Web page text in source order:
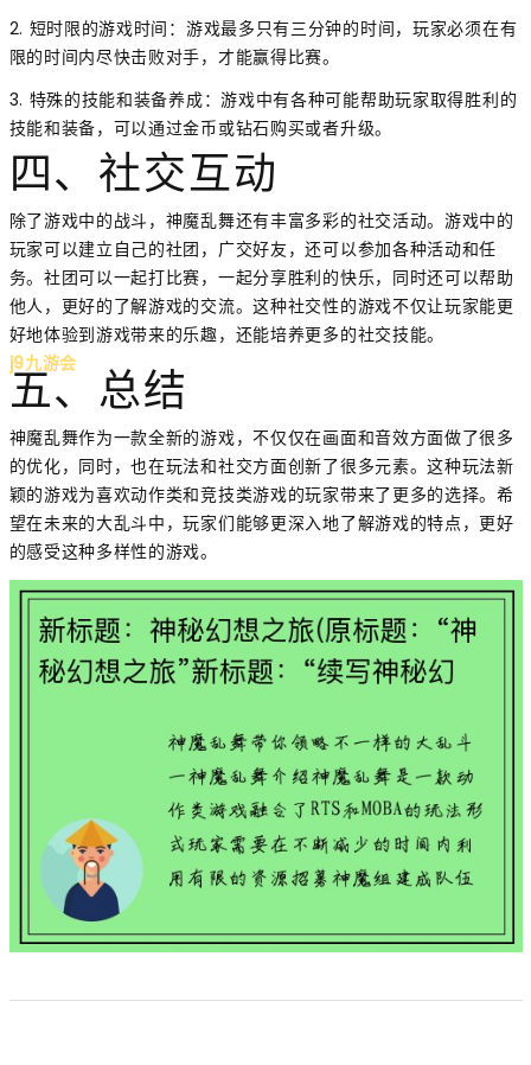
2. 短时限的游戏时间：游戏最多只有三分钟的时间，玩家必须在有
限的时间内尽快击败对手，才能赢得比赛。
3. 特殊的技能和装备养成：游戏中有各种可能帮助玩家取得胜利的
技能和装备，可以通过金币或钻石购买或者升级。
四、社交互动
除了游戏中的战斗，神魔乱舞还有丰富多彩的社交活动。游戏中的
玩家可以建立自己的社团，广交好友，还可以参加各种活动和任
务。社团可以一起打比赛，一起分享胜利的快乐，同时还可以帮助
他人，更好的了解游戏的交流。这种社交性的游戏不仅让玩家能更
好地体验到游戏带来的乐趣，还能培养更多的社交技能。
j9九游会
五、总结
神魔乱舞作为一款全新的游戏，不仅仅在画面和音效方面做了很多
的优化，同时，也在玩法和社交方面创新了很多元素。这种玩法新
颖的游戏为喜欢动作类和竞技类游戏的玩家带来了更多的选择。希
望在未来的大乱斗中，玩家们能够更深入地了解游戏的特点，更好
的感受这种多样性的游戏。